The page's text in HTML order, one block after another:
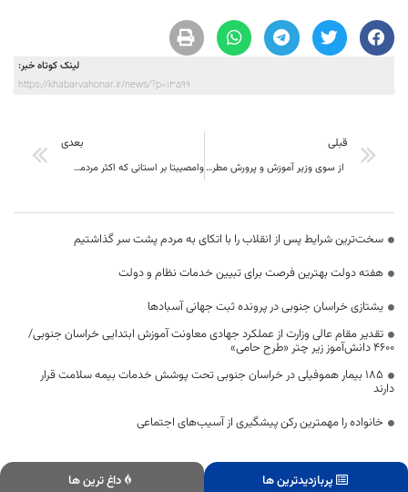
لینک کوتاه خبر:
https://khabarvahonar.ir/news/?p=13599
قبلی
از سوی وزیر آموزش و پرورش مطرح شد: کسب رتبه برتر کشور توسط شورای آموزش و پرورش استان
بعدی
وامصیبتا بر استانی که اکثر مردمش به یارانه ها نیاز مبرم داشته باشند
سخت‌ترین شرایط پس از انقلاب را با اتکای به مردم پشت سر گذاشتیم
هفته دولت بهترین فرصت برای تبیین خدمات نظام و دولت
یشتازی خراسان جنوبی در پرونده ثبت جهانی آسبادها
تقدیر مقام عالی وزارت از عملکرد جهادی معاونت آموزش ابتدایی خراسان جنوبی/
۴۶۰۰ دانش‌آموز زیر چتر «طرح حامی»
۱۸۵ بیمار هموفیلی در خراسان جنوبی تحت پوشش خدمات بیمه سلامت قرار
دارند
خانواده را مهمترین رکن پیشگیری از آسیب‌های اجتماعی
پربازدیدترین ها
داغ ترین ها